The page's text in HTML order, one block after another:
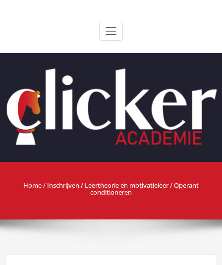
ClickerAcademie
Home/ Inschrijven / Leertheorie en motivatieleer/ Operant
conditioneren